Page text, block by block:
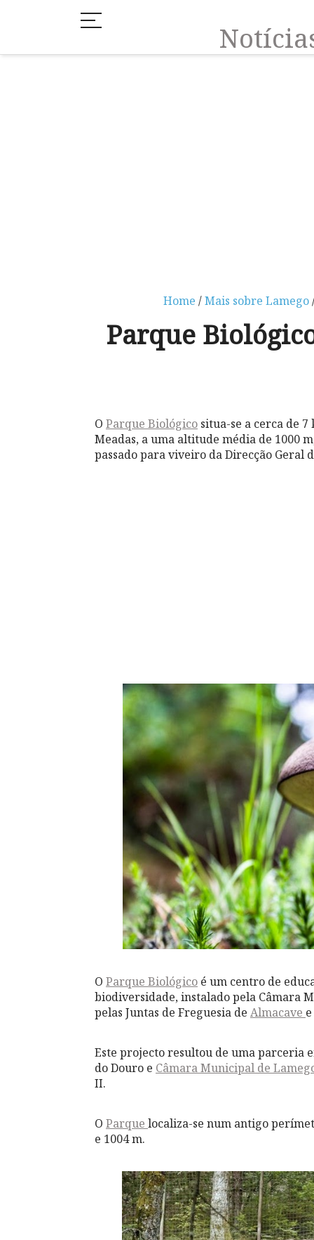
Home /Mais sobre Lamego
Parque
O Parque Biológico situa-se a cerca de
Meadas, a uma altitude média de 1000
passado para viveiro da Direcção Geral
O Parque Biológico é um centro de
biodiversidade, instalado pela Câmara
pelas Juntas de Freguesia de Almacave e
Este projecto resultou de uma parceria
do Douro e Câmara Municipal de
II.
O Parque localiza-se num antigo
e 1004 m.